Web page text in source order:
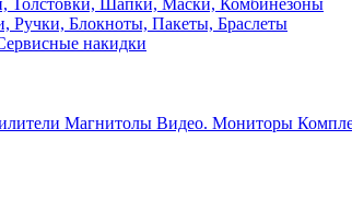
Толстовки, Шапки, Маски, Комбинезоны
Ручки, Блокноты, Пакеты, Браслеты
накидки
Магнитолы Видео. Мониторы